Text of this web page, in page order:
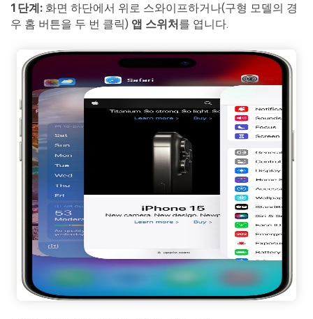
1단계: 화면 하단에서 위로 스와이프하거나(구형 모델의 경
우 홈 버튼을 두 번 클릭) 앱 스위처를 엽니다.